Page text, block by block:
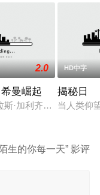
,云母,草川拓弥,木野
2.0
曼崛起
斯·加利齐纳 饰）在神
HD中字
揭秘日
当人类仰
生的你每一天” 影评